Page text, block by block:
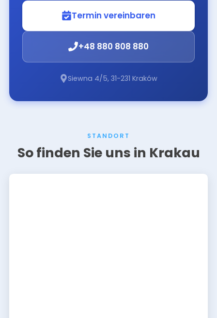
Termin vereinbaren
+48 880 808 880
Siewna 4/5,31-231 Kraków
STANDORT
So finden Sie uns in Krakau